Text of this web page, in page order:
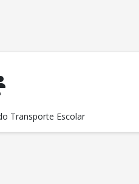
Transporte Escolar